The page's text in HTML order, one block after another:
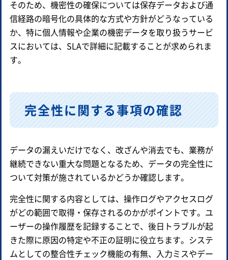
そのため、機密性の確保については保存データおよび通
信経路の暗号化の具体的な方式や方針がどうなっている
か、特に個人情報や企業の機密データを取り扱うサービ
スにおいては、SLAで詳細に記載することが求められま
す。
完全性に関する事項の確認
データの漏えいだけでなく、改ざんや消去でも、業務が
継続できない重大な問題となるため、データの完全性に
ついて対策が施されているかどうか確認します。
完全性に関する内容としては、操作ログやアクセスログ
がどの範囲で取得・保存されるのかがポイントです。ユ
ーザーの操作履歴を記録することで、後日トラブルが起
きた際に原因の特定や不正の証明に役立ちます。システ
ムとしての整合性チェック機能の有無、入力ミスやデー